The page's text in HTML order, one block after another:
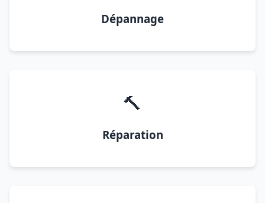
Dépannage
🔨
Réparation